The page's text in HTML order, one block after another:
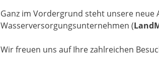
Ganz im Vordergrund steht unsere
Wasserversorgungsunternehmen (
Wir freuen uns auf Ihre zahlreichen